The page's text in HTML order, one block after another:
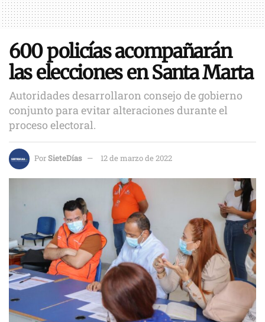
600 policías acompañarán
las elecciones en Santa Marta
Autoridades desarrollaron consejo de gobierno
conjunto para evitar alteraciones durante el
proceso electoral.
PorSieteDías 12 de marzo de 2022